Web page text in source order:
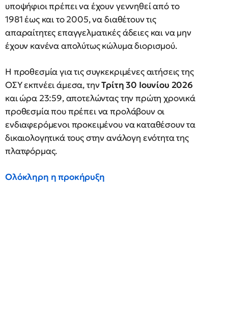
υποψήφιοι πρέπει να έχουν γεννηθεί από το
1981 έως και το 2005, να διαθέτουν τις
απαραίτητες επαγγελματικές άδειες και να μην
έχουν κανένα απολύτως κώλυμα διορισμού.
Η προθεσμία για τις συγκεκριμένες αιτήσεις της
ΟΣΥ εκπνέει άμεσα, τηνΤρίτη 30 Ιουνίου 2026
και ώρα 23:59, αποτελώντας την πρώτη χρονικά
προθεσμία που πρέπει να προλάβουν οι
ενδιαφερόμενοι προκειμένου να καταθέσουν τα
δικαιολογητικά τους στην ανάλογη ενότητα της
πλατφόρμας.
Ολόκληρη η προκήρυξη